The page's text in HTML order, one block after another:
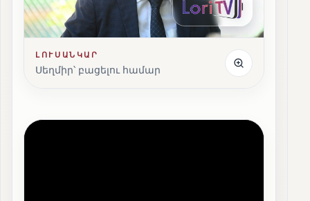
ԼՈՒՍԱՆԿԱՐ
Սեղմիր՝ բացելու համար